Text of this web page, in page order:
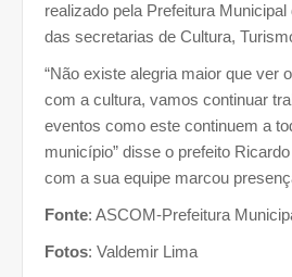
realizado pela Prefeitura
das secretarias de Cultura,
“Não existe alegria maior que ver
com a cultura, vamos continuar
eventos como este continuem a
município” disse o prefeito
com a sua equipe marcou
Fonte: ASCOM-Prefeitura
Fotos: Valdemir Lima